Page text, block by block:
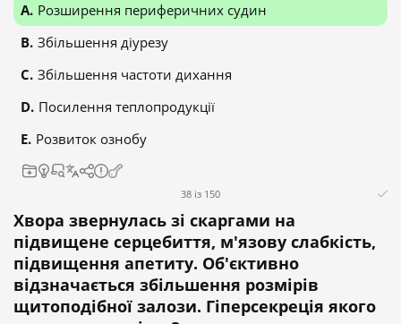
Розширення периферичних судин
Збільшення діурезу
Збільшення частоти дихання
Посилення теплопродукції
Розвиток ознобу
38 із 150
Хвора звернулась зі скаргами на
підвищене серцебиття, м'язову слабкість,
підвищення апетиту. Об'єктивно
відзначається збільшення розмірів
щитоподібної залози. Гіперсекреція якого